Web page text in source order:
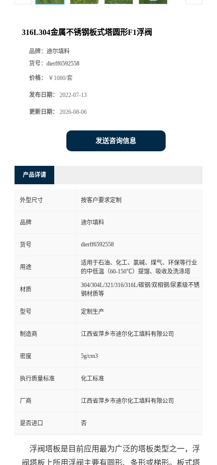
316L304金属不锈钢板式塔圆形F1浮阀
品牌： 迪尔填料
货号： dierff6592558
价格： ￥1080/套
发布日期： 2022-07-13
更新日期： 2026-08-06
发送咨询信息
产品详请
外型尺寸 按客户要求定制
品牌 迪尔填料
货号 dierff6592558
用途
适用于石油、化工、氯碱、煤气、环保等行业
的中低温（60-150℃）提馏、吸收及洗涤塔
材质
304/304L/321/316/316L/碳钢/双相钢/尿素级不锈
钢材质等
型号 定制生产
制造商 江西省萍乡市迪尔化工填料有限公司
密度 5g/cm3
执行质量标准 化工标准
厂商 江西省萍乡市迪尔化工填料有限公司
是否进口 否
浮阀塔板是目前应用最为广泛的塔板类型之一，浮
阀塔板上所用浮阀主要有圆形、条形或梯形。 板式塔